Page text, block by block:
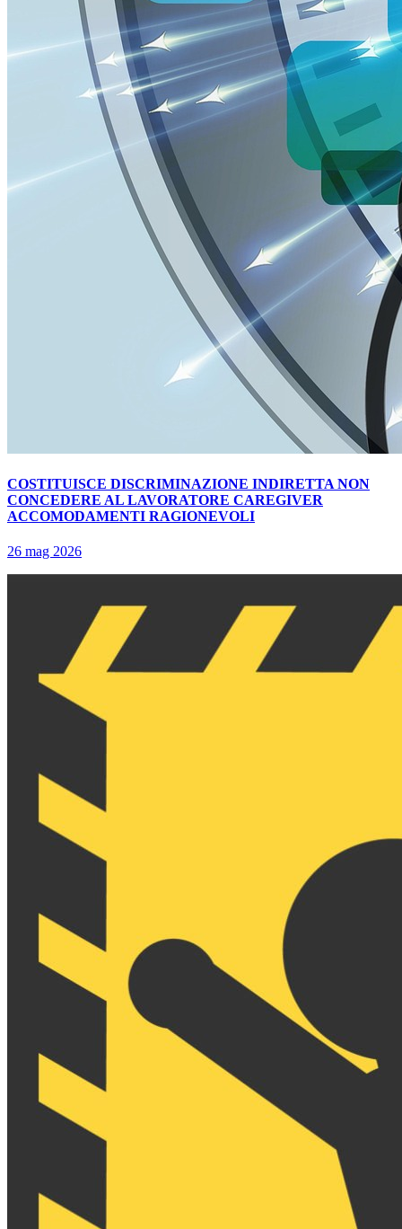
COSTITUISCE DISCRIMINAZIONE INDIRETTA NON
CONCEDERE AL LAVORATORE CAREGIVER
ACCOMODAMENTI RAGIONEVOLI
26 mag 2026